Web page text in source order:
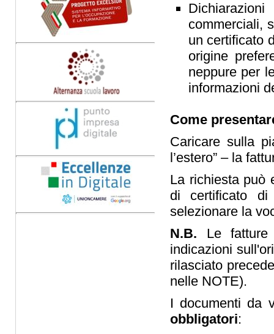
commerciali,
un certificato
origine
neppure per
informazioni
Come
Caricare sulla
l’estero” – la
La richiesta può
di certificato di
selezionare la
N.B. Le fatture
indicazioni
rilasciato
nelle NOTE).
I documenti da
obbligatori: